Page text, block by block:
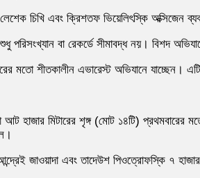
চিখি এবং ক্রিশতফ ভিয়েলিৎস্কি অক্সিজেন
বা রেকর্ডে সীমাবদ্ধ নয়। বিশদ
মতো শীতকালীন এভারেস্ট অভিযানে যাচ্ছেন।
হাজার মিটারের শৃঙ্গ (মোট ১৪টি) প্রথমবারের
জাওয়াদা এবং তাদেউশ পিওত্রোফস্কি ৭